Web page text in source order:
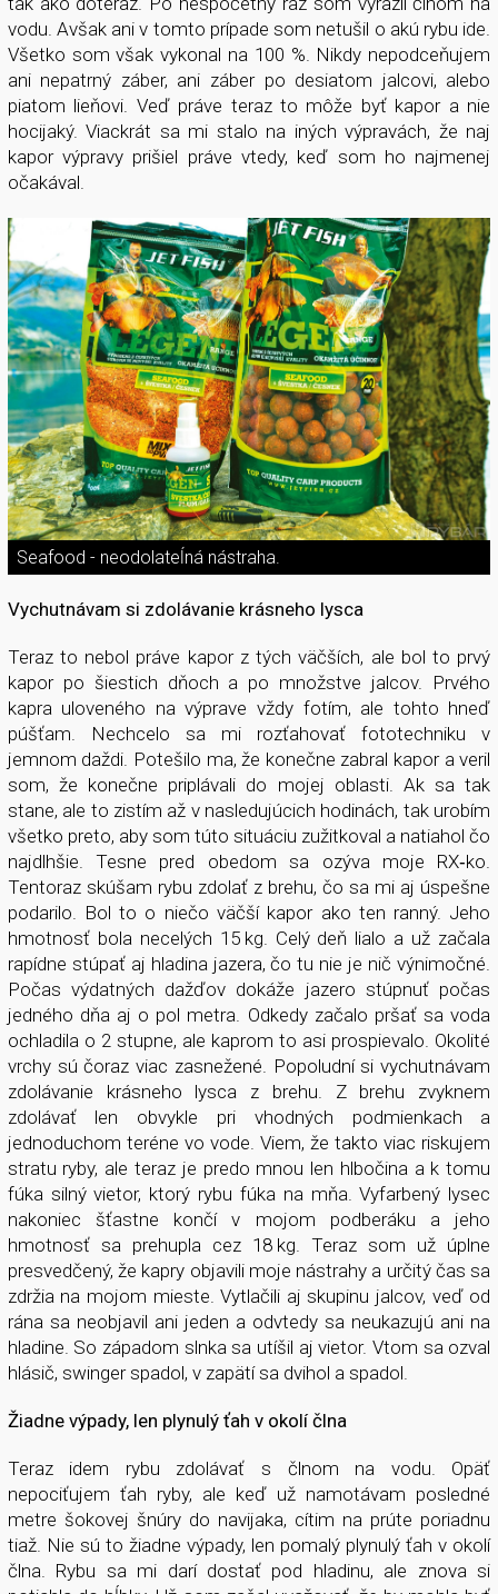
vodu. Avšak ani v tomto prípade som netušil o akú rybu ide.
Všetko som však vykonal na 100 %. Nikdy nepodceňujem
ani nepatrný záber, ani záber po desiatom jalcovi, alebo
piatom lieňovi. Veď práve teraz to môže byť kapor a nie
hocijaký. Viackrát sa mi stalo na iných výpravách, že naj
kapor výpravy prišiel práve vtedy, keď som ho najmenej
očakával.
Seafood - neodolateĺná nástraha.
Vychutnávam si zdolávanie krásneho lysca
Teraz to nebol práve kapor z tých väčších, ale bol to prvý
kapor po šiestich dňoch a po množstve jalcov. Prvého
kapra uloveného na výprave vždy fotím, ale tohto hneď
púšťam. Nechcelo sa mi rozťahovať fototechniku v
jemnom daždi. Potešilo ma, že konečne zabral kapor a veril
som, že konečne priplávali do mojej oblasti. Ak sa tak
stane, ale to zistím až v nasledujúcich hodinách, tak urobím
všetko preto, aby som túto situáciu zužitkoval a natiahol čo
najdlhšie. Tesne pred obedom sa ozýva moje RX­‑ko.
Tentoraz skúšam rybu zdolať z brehu, čo sa mi aj úspešne
podarilo. Bol to o niečo väčší kapor ako ten ranný. Jeho
hmotnosť bola necelých 15 kg. Celý deň lialo a už začala
rapídne stúpať aj hladina jazera, čo tu nie je nič výnimočné.
Počas výdatných dažďov dokáže jazero stúpnuť počas
jedného dňa aj o pol metra. Odkedy začalo pršať sa voda
ochladila o 2 stupne, ale kaprom to asi prospievalo. Okolité
vrchy sú čoraz viac zasnežené. Popoludní si vychutnávam
zdolávanie krásneho lysca z brehu. Z brehu zvyknem
zdolávať len obvykle pri vhodných podmienkach a
jednoduchom teréne vo vode. Viem, že takto viac riskujem
stratu ryby, ale teraz je predo mnou len hlbočina a k tomu
fúka silný vietor, ktorý rybu fúka na mňa. Vyfarbený lysec
nakoniec šťastne končí v mojom podberáku a jeho
hmotnosť sa prehupla cez 18 kg. Teraz som už úplne
presvedčený, že kapry objavili moje nástrahy a určitý čas sa
zdržia na mojom mieste. Vytlačili aj skupinu jalcov, veď od
rána sa neobjavil ani jeden a odvtedy sa neukazujú ani na
hladine. So západom slnka sa utíšil aj vietor. Vtom sa ozval
hlásič, swinger spadol, v zapätí sa dvihol a spadol.
Žiadne výpady, len plynulý ťah v okolí člna
Teraz idem rybu zdolávať s člnom na vodu. Opäť
nepociťujem ťah ryby, ale keď už namotávam posledné
metre šokovej šnúry do navijaka, cítim na prúte poriadnu
tiaž. Nie sú to žiadne výpady, len pomalý plynulý ťah v okolí
člna. Rybu sa mi darí dostať pod hladinu, ale znova si